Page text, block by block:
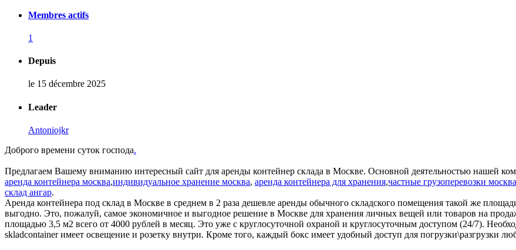
Membres actifs
1
Depuis
le 15 décembre 2025
Leader
Antoniojkr
Доброго времени суток господа.
Предлагаем Вашему вниманию интересный сайт для аренды контейнер склада в Москве. Основной деятельностью нашей
аренда контейнера москва,индивидуальное хранение москва, аренда контейнера для хранения,частные грузоперевозки москва
склад ангар.
Аренда контейнера под склад в Москве в среднем в 2 раза дешевле аренды обычного складского помещения такой же
выгодно. Это, пожалуй, самое экономичное и выгодное решение в Москве для хранения личных вещей или товаров на
площадью 3,5 м2 всего от 4000 рублей в месяц. Это уже с круглосуточной охраной и круглосуточным доступом (24/7).
skladcontainer имеет освещение и розетку внутри. Кроме того, каждый бокс имеет удобный доступ для погрузки\разгрузки